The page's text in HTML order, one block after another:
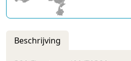
Beschrijving